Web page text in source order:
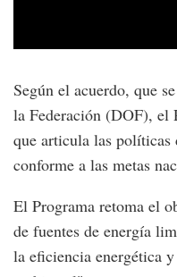
Según el acuerdo, que
la Federación (DOF), el
que articula las políticas
conforme a las metas
El Programa retoma el
de fuentes de energía
la eficiencia energética